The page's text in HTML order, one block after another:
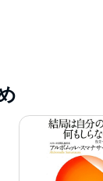
どう感じるでし
ま・逆」の意味。
いと思うでしょ
れば、実際は皆
」と考えても
も、人間には